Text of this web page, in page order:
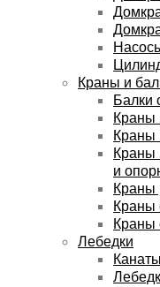
Краны и
Балки
Краны
Краны
Краны
и
Краны
Краны
Краны
Лебедки